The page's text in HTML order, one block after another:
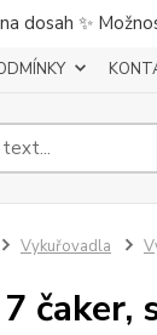
dosah ✨
Vykuřovadla
čaker,